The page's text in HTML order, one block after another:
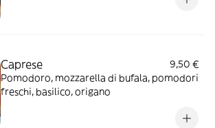
Caprese
9,50 €
Pomodoro, mozzarella di bufala, pomodori
freschi, basilico, origano